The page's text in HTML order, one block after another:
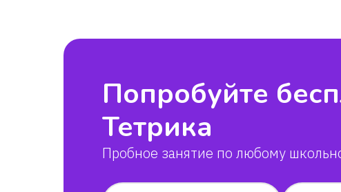
Попробуйте
Тетрика
Пробное занятие по любому